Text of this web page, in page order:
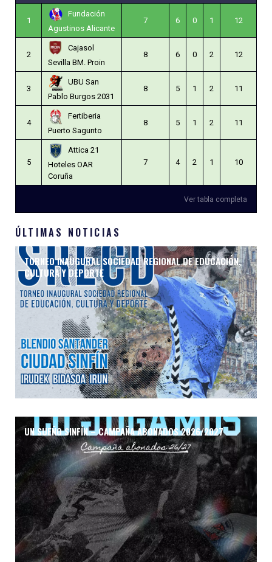
1
Fundación
Agustinos Alicante
7 6 0 1 12
2
Cajasol
Sevilla BM. Proin
8 6 0 2 12
3
UBU San
Pablo Burgos 2031
8 5 1 2 11
4
Fertiberia
Puerto Sagunto
8 5 1 2 11
5
Attica 21
Hoteles OAR
Coruña
7 4 2 1 10
Ver tabla completa
ÚLTIMAS NOTICIAS
TORNEO INAUGURAL SOCIEDAD REGIONAL DE EDUCACIÓN,
CULTURA Y DEPORTE
UN SUEÑO SINFÍN – CAMPAÑA ABONADOS 2026/2027